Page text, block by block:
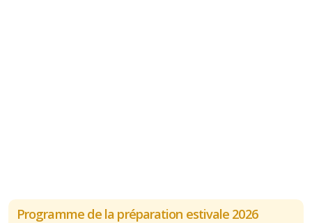
Programme de la préparation estivale 2026